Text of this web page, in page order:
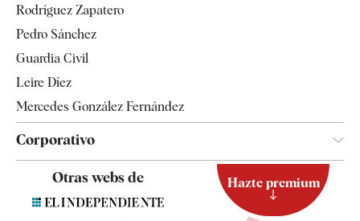
Televisión
Rodríguez Zapatero
Pedro Sánchez
Guardia Civil
Leire Díez
Mercedes González Fernández
Corporativo
Contacto
Otras webs de Hazte premium